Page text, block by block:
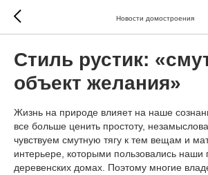
Новости домостроения
Стиль рустик:
объект желания»
Жизнь на природе влияет на наше
все больше ценить простоту,
чувствуем смутную тягу к тем вещам и
интерьере, которыми пользовались
деревенских домах. Поэтому многие